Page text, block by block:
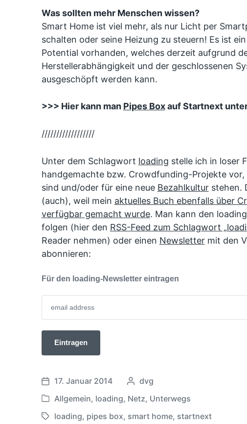
Was sollten mehr Menschen wissen?
Smart Home ist viel mehr, als nur Licht per
schalten oder seine Heizung zu steuern! Es ist
Potential vorhanden, welches derzeit aufgrund
Herstellerabhängigkeit und der geschlossenen
ausgeschöpft werden kann.
>>> Hier kann man Pipes Boxauf Startnext
//////////////////
Unter dem Schlagwort loading stelle ich in loser
handgemachte bzw. Crowdfunding-Projekte vor,
sind und/oder für eine neue Bezahlkulturstehen.
(auch), weil mein aktuelles Buch ebenfalls über
verfügbar gemacht wurde. Man kann den
folgen (hier den RSS-Feed zum Schlagwort
Reader nehmen) oder einen Newslettermit den
abonnieren:
Für den loading-Newsletter eintragen
V
e
r
ö
17. Januar 2014
G
s
c
dvg
V
e
Allgemein, loading, Netz, Unterwegs
S
loading, pipes box, smart home, startnext